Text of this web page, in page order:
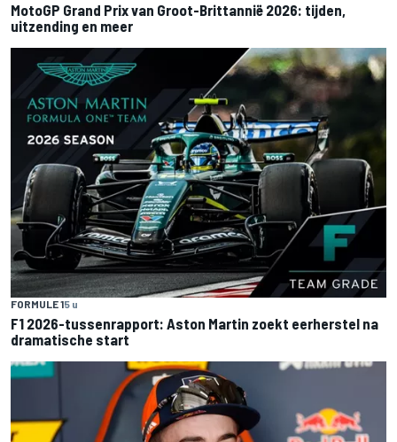
MotoGP Grand Prix van Groot-Brittannië 2026: tijden,
uitzending en meer
FORMULE 15 u
F1 2026-tussenrapport: Aston Martin zoekt eerherstel na
dramatische start